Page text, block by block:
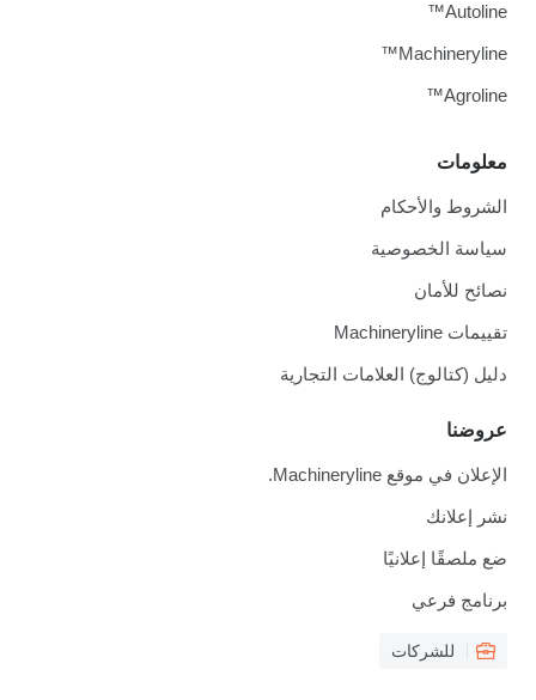
معلومات
الشروط والأحكام
سياسة الخصوصية
نصائح للأمان
تقييمات Machineryline
دليل (كتالوج) العلامات التجارية
عروضنا
الإعلان في موقع Machineryline.
نشر إعلانك
ضع ملصقًا إعلانيًا
برنامج فرعي
للشركات
Autoline™
Machineryline™
Agroline™